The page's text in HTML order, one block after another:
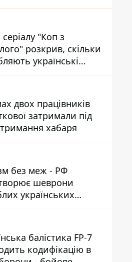
серіалу "Коп з
розкрив, скільки
українські
за день зйомок
двох працівників
затримали під
хабаря
без меж - РФ
шеврони
українських
на експонати
СВО"
балістика FP-7
кодифікацію в